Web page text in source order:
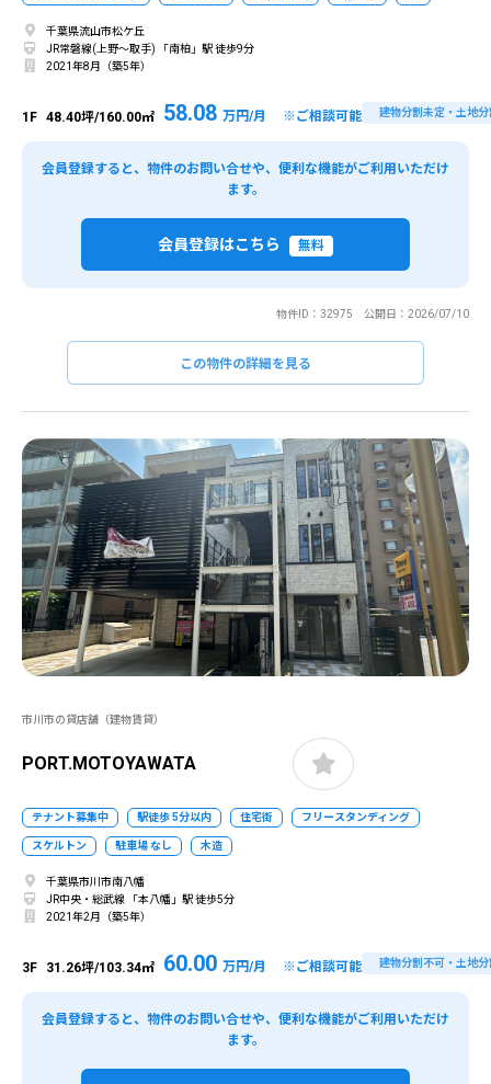
千葉県流山市松ケ丘
JR常磐線(上野～取手) 「南柏」駅 徒歩9分
2021年8月（築5年）
1F 48.40坪/160.00㎡ 58.08 万円/月 ※ご相談可能 建物分割未定・土地分
会員登録すると、物件のお問い合せや、便利な機能がご利用いただけ
ます。
会員登録はこちら 無料
物件ID：32975 公開日：2026/07/10
この物件の詳細を見る
市川市の貸店舗（建物賃貸）
PORT.MOTOYAWATA
テナント募集中 駅徒歩 5分以内 住宅街 フリースタンディング
スケルトン 駐車場 なし 木造
千葉県市川市南八幡
JR中央・総武線 「本八幡」駅 徒歩5分
2021年2月（築5年）
3F 31.26坪/103.34㎡ 60.00 万円/月 ※ご相談可能 建物分割不可・土地分
会員登録すると、物件のお問い合せや、便利な機能がご利用いただけ
ます。